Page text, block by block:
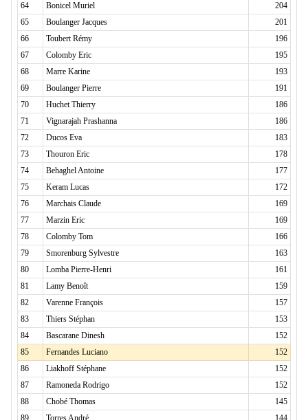
64
Bonicel Muriel
204
65
Boulanger Jacques
201
66
Toubert Rémy
196
67
Colomby Eric
195
68
Marre Karine
193
69
Boulanger Pierre
191
70
Huchet Thierry
186
71
Vignarajah Prashanna
186
72
Ducos Eva
183
73
Thouron Eric
178
74
Behaghel Antoine
177
75
Keram Lucas
172
76
Marchais Claude
169
77
Marzin Eric
169
78
Colomby Tom
166
79
Smorenburg Sylvestre
163
80
Lomba Pierre-Henri
161
81
Lamy Benoît
159
82
Varenne François
157
83
Thiers Stéphan
153
84
Bascarane Dinesh
152
85
Fernandes Luciano
152
86
Liakhoff Stéphane
152
87
Ramoneda Rodrigo
152
88
Chobé Thomas
145
89
Torres André 144